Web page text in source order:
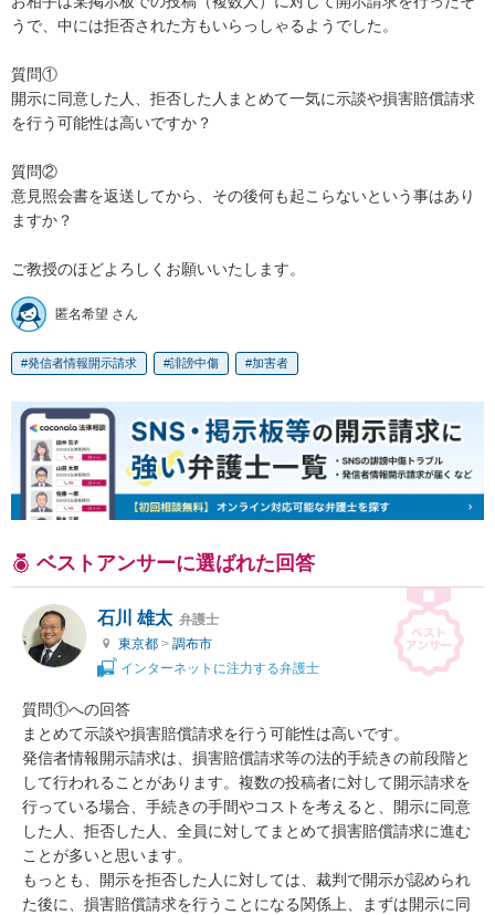
うで、中には拒否された方もいらっしゃるようでした。
質問①
開示に同意した人、拒否した人まとめて一気に示談や損害賠償請求
を行う可能性は高いですか？
質問②
意見照会書を返送してから、その後何も起こらないという事はあり
ますか？
ご教授のほどよろしくお願いいたします。
匿名希望 さん
発信者情報開示請求 誹謗中傷 加害者
ベストアンサーに選ばれた回答
石川 雄太 弁護士
東京都 > 調布市
インターネットに注力する弁護士
質問①への回答
まとめて示談や損害賠償請求を行う可能性は高いです。
発信者情報開示請求は、損害賠償請求等の法的手続きの前段階と
して行われることがあります。複数の投稿者に対して開示請求を
行っている場合、手続きの手間やコストを考えると、開示に同意
した人、拒否した人、全員に対してまとめて損害賠償請求に進む
ことが多いと思います。
もっとも、開示を拒否した人に対しては、裁判で開示が認められ
た後に、損害賠償請求を行うことになる関係上、まずは開示に同